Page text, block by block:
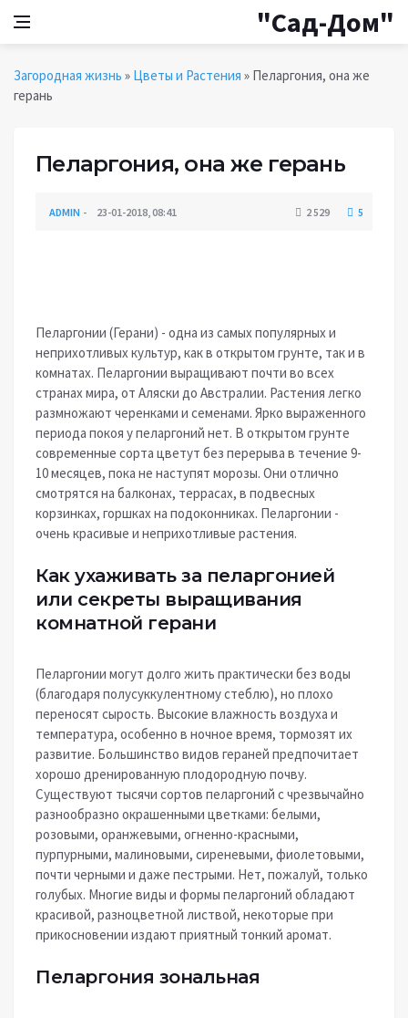
"Сад-Дом"
Загородная жизнь » Цветы и Растения » Пеларгония, она же
герань
Пеларгония, она же герань
ADMIN 23-01-2018, 08:41 2 529 5
Пеларгонии (Герани) - одна из самых популярных и
неприхотливых культур, как в открытом грунте, так и в
комнатах. Пеларгонии выращивают почти во всех
странах мира, от Аляски до Австралии. Растения легко
размножают черенками и семенами. Ярко выраженного
периода покоя у пеларгоний нет. В открытом грунте
современные сорта цветут без перерыва в течение 9-
10 месяцев, пока не наступят морозы. Они отлично
смотрятся на балконах, террасах, в подвесных
корзинках, горшках на подоконниках. Пеларгонии -
очень красивые и неприхотливые растения.
Как ухаживать за пеларгонией
или секреты выращивания
комнатной герани
Пеларгонии могут долго жить практически без воды
(благодаря полусуккулентному стеблю), но плохо
переносят сырость. Высокие влажность воздуха и
температура, особенно в ночное время, тормозят их
развитие. Большинство видов гераней предпочитает
хорошо дренированную плодородную почву.
Существуют тысячи сортов пеларгоний с чрезвычайно
разнообразно окрашенными цветками: белыми,
розовыми, оранжевыми, огненно-красными,
пурпурными, малиновыми, сиреневыми, фиолетовыми,
почти черными и даже пестрыми. Нет, пожалуй, только
голубых. Многие виды и формы пеларгоний обладают
красивой, разноцветной листвой, некоторые при
прикосновении издают приятный тонкий аромат.
Пеларгония зональная